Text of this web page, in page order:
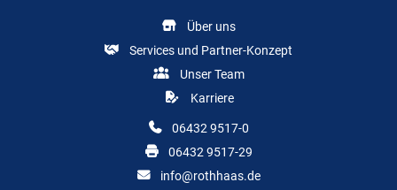
Über uns
Services und Partner-Konzept
Unser Team
Karriere
06432 9517-0
06432 9517-29
info@rothhaas.de